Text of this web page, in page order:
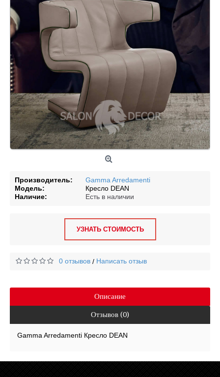
Производитель:
Gamma Arredamenti
Модель:
Кресло DEAN
Наличие:
Есть в наличии
УЗНАТЬ СТОИМОСТЬ
0 отзывов / Написать отзыв
Описание
Отзывов (0)
Gamma Arredamenti Кресло DEAN